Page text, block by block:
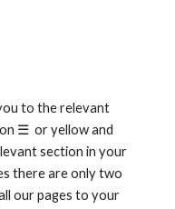
to the relevant
☰or yellow and
section in your
there are only two
our pages to your